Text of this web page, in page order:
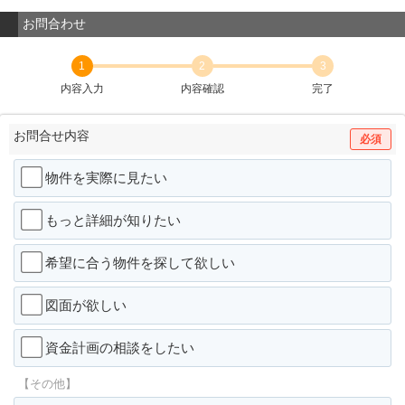
お問合わせ
1
内容入力
2
内容確認
3
完了
お問合せ内容 必須
物件を実際に見たい
もっと詳細が知りたい
希望に合う物件を探して欲しい
図面が欲しい
資金計画の相談をしたい
【その他】